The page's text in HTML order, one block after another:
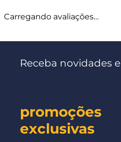
Carregando avaliações…
Receba novidades e
promoções
exclusivas